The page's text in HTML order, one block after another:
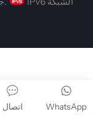
WhatsApp اتصال